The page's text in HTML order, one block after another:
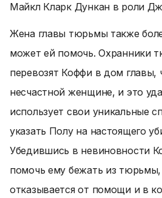
Майкл Кларк Дункан в роли
Жена главы тюрьмы также
может ей помочь. Охранники
перевозят Коффи в дом главы,
несчастной женщине, и это
использует свои уникальные
указать Полу на настоящего
Убедившись в невиновности
помочь ему бежать из
отказывается от помощи и в